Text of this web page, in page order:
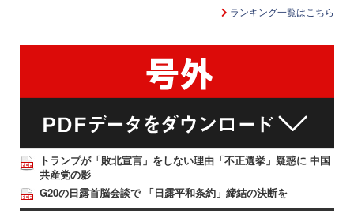
ランキング一覧はこちら
トランプが「敗北宣言」をしない理由「不正選挙」疑惑に 中国
共産党の影
G20の日露首脳会談で 「日露平和条約」締結の決断を